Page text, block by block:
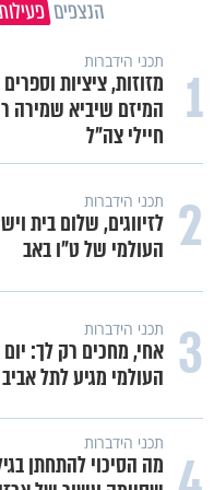
הנצפים
1 תכני הידברות
מזוזות, ציציות
המיזם שיביא שמירה
חיילי צה"ל
2 תכני הידברות
לזיווגים, שלום בית
העולמי של ט"ו באב
3 תכני הידברות
אחי, מחכים רק לך: יום
העולמי מגיע לתל אביב
תכני הידברות